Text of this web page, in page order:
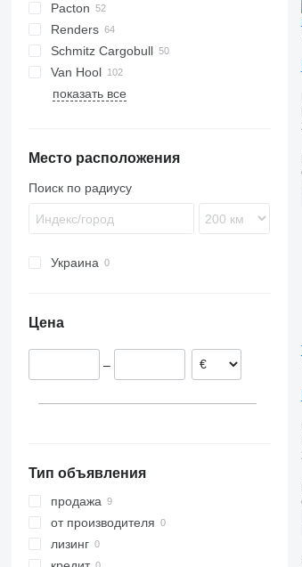
5 series
Stack
OPP
SDC
XS
SW
0-3
O-3
MHPS
S-series
Pacton
ET3
T-series
TXC
Renders
Euro
ROC
Kaiser
Schmitz Cargobull
S-series
SCB
SGF
SPA
CS
SP
Van Hool
A-series
LPRS
NS
38
показать все
Место расположения
Поиск по радиусу
Украина
Цена
–
Тип объявления
продажа
от производителя
лизинг